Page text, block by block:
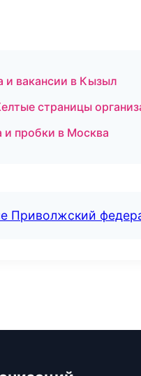
вакансии в Кызыл
страницы
и пробки в Москва
Приволжский